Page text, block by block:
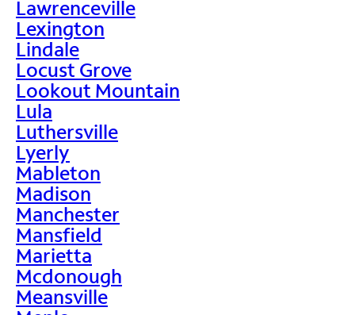
Lawrenceville
Lexington
Lindale
Locust Grove
Lookout Mountain
Lula
Luthersville
Lyerly
Mableton
Madison
Manchester
Mansfield
Marietta
Mcdonough
Meansville